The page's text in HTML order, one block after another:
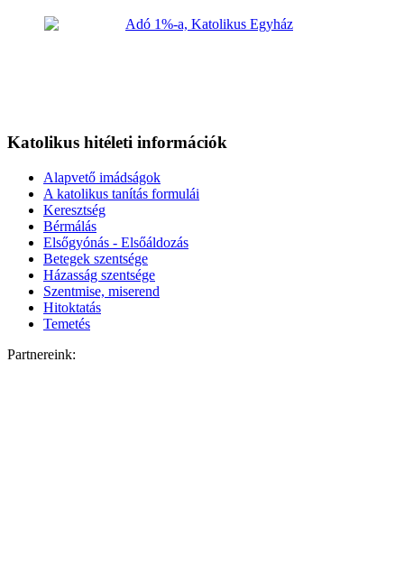
Katolikus hitéleti információk
Alapvető imádságok
A katolikus tanítás formulái
Keresztség
Bérmálás
Elsőgyónás - Elsőáldozás
Betegek szentsége
Házasság szentsége
Szentmise, miserend
Hitoktatás
Temetés
Partnereink: